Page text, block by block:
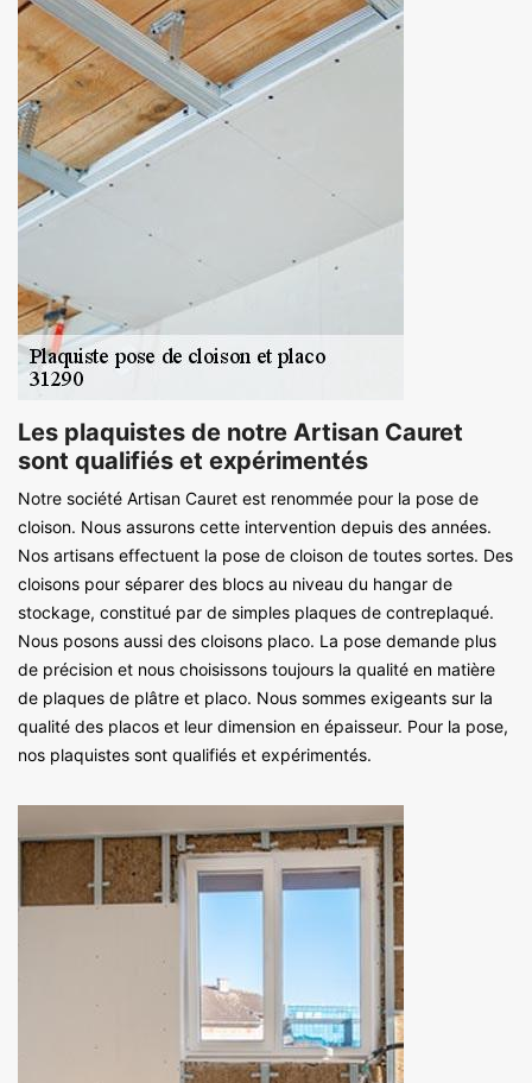
Les plaquistes de notre Artisan Cauret
sont qualifiés et expérimentés
Notre société Artisan Cauret est renommée pour la pose de
cloison. Nous assurons cette intervention depuis des années.
Nos artisans effectuent la pose de cloison de toutes sortes. Des
cloisons pour séparer des blocs au niveau du hangar de
stockage, constitué par de simples plaques de contreplaqué.
Nous posons aussi des cloisons placo. La pose demande plus
de précision et nous choisissons toujours la qualité en matière
de plaques de plâtre et placo. Nous sommes exigeants sur la
qualité des placos et leur dimension en épaisseur. Pour la pose,
nos plaquistes sont qualifiés et expérimentés.